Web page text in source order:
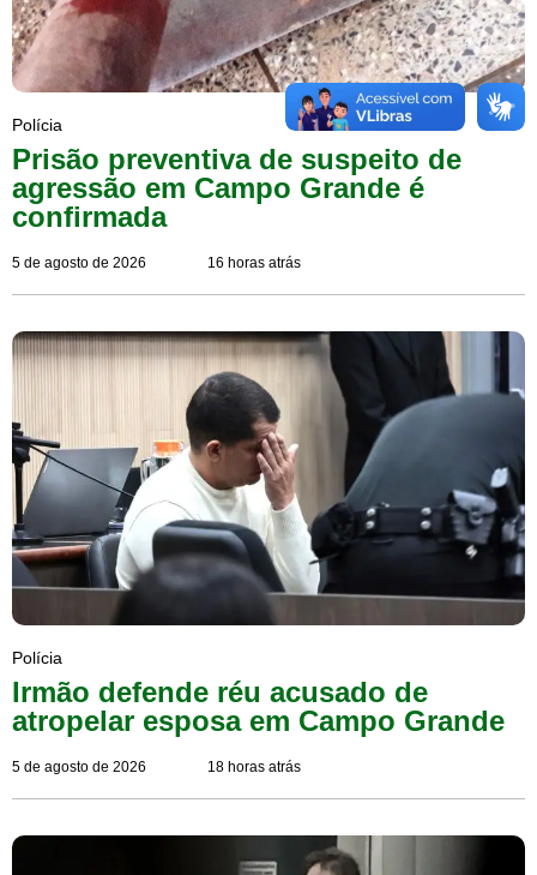
Polícia
Prisão preventiva de suspeito de
agressão em Campo Grande é
confirmada
5 de agosto de 2026 16 horas atrás
Polícia
Irmão defende réu acusado de
atropelar esposa em Campo Grande
5 de agosto de 2026 18 horas atrás